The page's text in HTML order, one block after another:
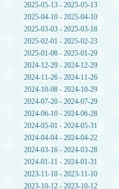
2025-05-13 - 2025-05-13
2025-04-10 - 2025-04-10
2025-03-03 - 2025-03-18
2025-02-01 - 2025-02-23
2025-01-08 - 2025-01-29
2024-12-29 - 2024-12-29
2024-11-26 - 2024-11-26
2024-10-08 - 2024-10-29
2024-07-20 - 2024-07-29
2024-06-10 - 2024-06-28
2024-05-01 - 2024-05-31
2024-04-04 - 2024-04-22
2024-03-16 - 2024-03-28
2024-01-11 - 2024-01-31
2023-11-10 - 2023-11-10
2023-10-12 - 2023-10-12